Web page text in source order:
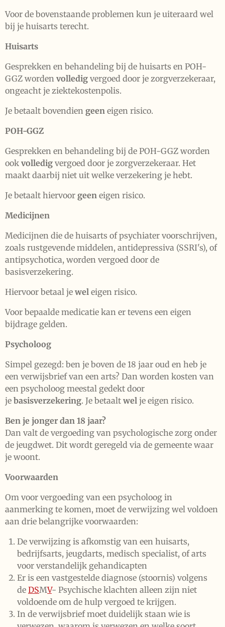
Voor de bovenstaande problemen kun je uiteraard wel
bij je huisarts terecht.
Huisarts
Gesprekken en behandeling bij de huisarts en POH-
GGZ worden volledig vergoed door je zorgverzekeraar,
ongeacht je ziektekostenpolis.
Je betaalt bovendien geen eigen risico.
POH-GGZ
Gesprekken en behandeling bij de POH-GGZ worden
ook volledig vergoed door je zorgverzekeraar. Het
maakt daarbij niet uit welke verzekering je hebt.
Je betaalt hiervoor geen eigen risico.
Medicijnen
Medicijnen die de huisarts of psychiater voorschrijven,
zoals rustgevende middelen, antidepressiva (SSRI's), of
antipsychotica, worden vergoed door de
basisverzekering.
Hiervoor betaal je wel eigen risico.
Voor bepaalde medicatie kan er tevens een eigen
bijdrage gelden.
Psycholoog
Simpel gezegd: ben je boven de 18 jaar oud en heb je
een verwijsbrief van een arts? Dan worden kosten van
een psycholoog meestal gedekt door
je basisverzekering. Je betaalt wel je eigen risico.
Ben je jonger dan 18 jaar?
Dan valt de vergoeding van psychologische zorg onder
de jeugdwet. Dit wordt geregeld via de gemeente waar
je woont.
Voorwaarden
Om voor vergoeding van een psycholoog in
aanmerking te komen, moet de verwijzing wel voldoen
aan drie belangrijke voorwaarden:
De verwijzing is afkomstig van een huisarts,
bedrijfsarts, jeugdarts, medisch specialist, of arts
voor verstandelijk gehandicapten
Er is een vastgestelde diagnose (stoornis) volgens
de DSMV- Psychische klachten alleen zijn niet
voldoende om de hulp vergoed te krijgen.
In de verwijsbrief moet duidelijk staan wie is